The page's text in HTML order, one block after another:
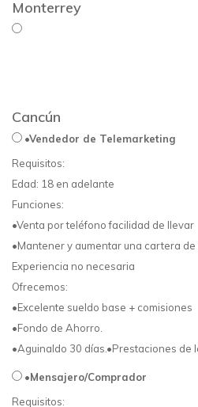
Monterrey
Cancún
•Vendedor de Telemarketing
Requisitos:
Edad: 18 en adelante
Funciones:
•Venta por teléfono facilidad de llevar
•Mantener y aumentar una cartera de
Experiencia no necesaria
Ofrecemos:
•Excelente sueldo base + comisiones
•Fondo de Ahorro.
•Aguinaldo 30 días.•Prestaciones de
•Mensajero/Comprador
Requisitos: